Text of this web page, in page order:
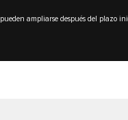
ampliarse después del plazo